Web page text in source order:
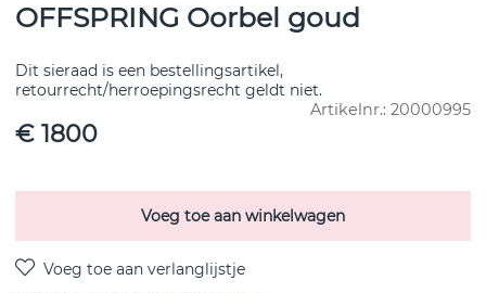
OFFSPRING Oorbel goud
Dit sieraad is een bestellingsartikel,
retourrecht/herroepingsrecht geldt niet.
Artikelnr.: 20000995
€ 1800
Voeg toe aan winkelwagen